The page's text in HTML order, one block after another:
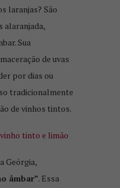
laranjas? São
alaranjada,
Sua
de uvas
por dias ou
tradicionalmente
de vinhos tintos.
tinto e limão
Geórgia,
âmbar”. Essa